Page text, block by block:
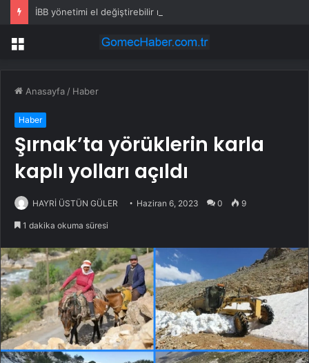
Menü
Anasayfa / Haber
Haber
Şırnak’ta yörüklerin karla
kaplı yolları açıldı
HAYRİ ÜSTÜN GÜLER Haziran 6, 2023 0 9
1 dakika okuma süresi